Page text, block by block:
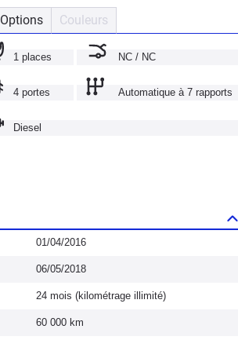
Options Couleurs
1 places NC / NC
4 portes Automatique à 7 rapports
Diesel
01/04/2016
06/05/2018
24 mois (kilométrage illimité)
60 000 km